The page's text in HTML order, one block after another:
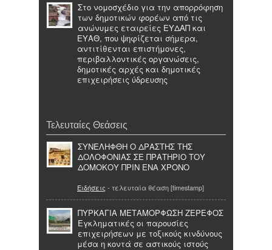
Στο νομοσχέδιο για την απορρόφηση
των δημοτικών φορέων από τις
ανώνυμες εταιρείες ΕΥΔΑΠ και
ΕΥΑΘ, που ψηφίζεται σήμερα,
αντιτίθενται επιστήμονες,
περιβαλλοντικές οργανώσεις,
δημοτικές αρχές και δημοτικές
επιχειρήσεις ύδρευσης
Τελευταίες Θεάσεις
ΣΥΝΕΛΗΦΘΗ Ο ΔΡΑΣΤΗΣ ΤΗΣ
ΔΟΛΟΦΟΝΙΑΣ ΣΕ ΠΡΑΤΗΡΙΟ ΤΟΥ
ΔΟΜΟΚΟΥ ΠΡΙΝ ΕΝΑ ΧΡΟΝΟ
Ειδήσεις - τελευταία θέαση [timestamp]
ΠΥΡΚΑΓΙΑ ΜΕΤΑΜΟΡΦΩΣΗ ΖΕΡΕΦΟΣ
Εγκληματικές οι παρουσίες
επιχειρήσεων με τοξικούς κινδύνους
μέσα η κοντά σε αστικούς ιστούς